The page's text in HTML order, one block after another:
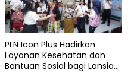
PLN Icon Plus Hadirkan
Layanan Kesehatan dan
Bantuan Sosial bagi Lansia